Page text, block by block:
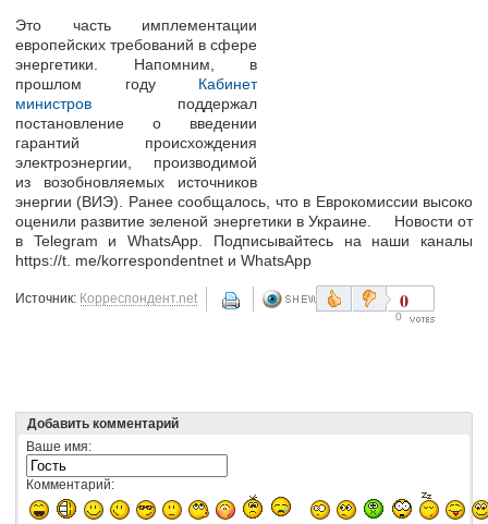
Это часть имплементации
европейских требований в сфере
энергетики. Напомним, в
прошлом году Кабинет
министров поддержал
постановление о введении
гарантий происхождения
электроэнергии, производимой
из возобновляемых источников
энергии (ВИЭ). Ранее сообщалось, что в Еврокомиссии высоко
оценили развитие зеленой энергетики в Украине. Новости от
в Telegram и WhatsApp. Подписывайтесь на наши каналы
https://t. me/korrespondentnet и WhatsApp
Источник: Корреспондент.net 0
0
Добавить комментарий
Ваше имя:
Комментарий: